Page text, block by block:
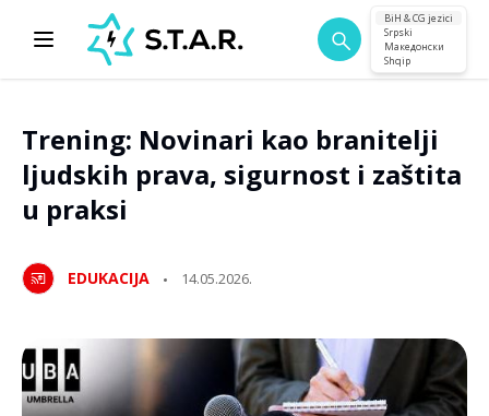
BiH & CG jezici
Srpski
Македонски
Shqip
Trening: Novinari kao branitelji
ljudskih prava, sigurnost i zaštita
u praksi
EDUKACIJA 14.05.2026.